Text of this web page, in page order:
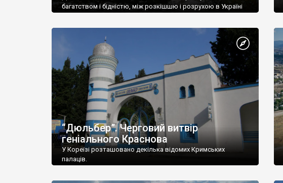
багатством і бідністю, між розкішшю і розрухою в Україні
“Дюльбер”. Черговий витвір
геніального Краснова
У Кореїзі розташовано декілька відомих Кримських
палаців.